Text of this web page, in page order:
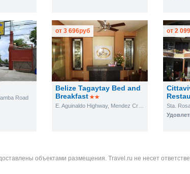
Road
Belize Tagaytay Bed and
Breakfast
E. Aguinaldo Highway, Mendez Crossing East, Tagaytay City
от 3 696руб
Sta.
от2
объектами размещения. Travel.ru не несет